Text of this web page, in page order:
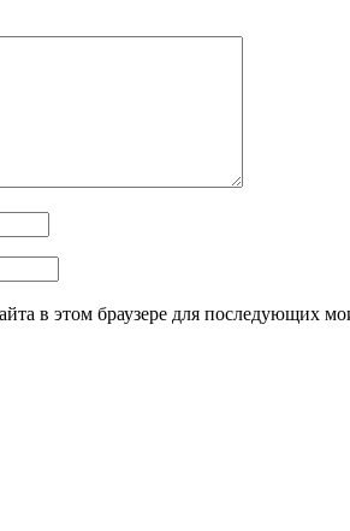
в этом браузере для последующих